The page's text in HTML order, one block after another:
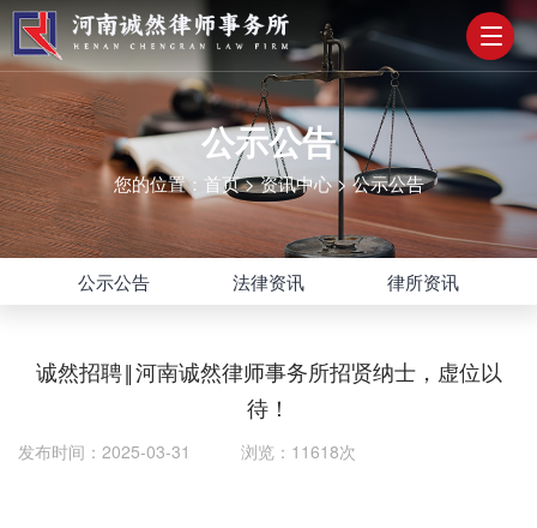
公示公告
您的位置： 首页>资讯中心>公示公告
公示公告 法律资讯 律所资讯
诚然招聘‖河南诚然律师事务所招贤纳士，虚位以
待！
发布时间：2025-03-31 浏览：11618次